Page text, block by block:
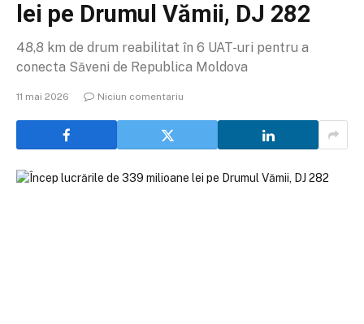
lei pe Drumul Vămii, DJ 282
48,8 km de drum reabilitat în 6 UAT-uri pentru a
conecta Săveni de Republica Moldova
11 mai 2026 Niciun comentariu